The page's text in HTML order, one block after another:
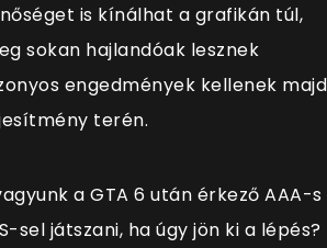
is kínálhat a grafikán túl,
sokan hajlandóak lesznek
engedmények kellenek majd
terén.
a GTA 6 után érkező AAA-s
sel játszani, ha úgy jön ki a lépés?